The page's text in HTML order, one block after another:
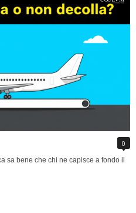
0
sa bene che chi ne capisce a fondo il